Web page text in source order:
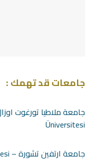
جامعات قد تهمك :
Üniversitesi
جامعة ارتفين تشورة – Artvin Çoruh Üniversitesi